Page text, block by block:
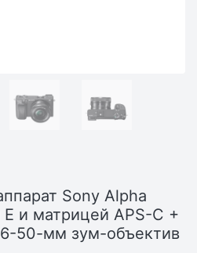
Sony Alpha
и матрицей APS-C +
50-мм зум-объектив